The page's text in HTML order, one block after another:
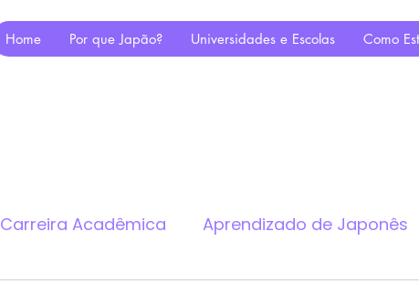
Home Por que Japão? Universidades e Escolas Como
Carreira Acadêmica Aprendizado de Japonês